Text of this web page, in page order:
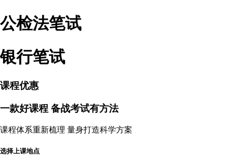
公检法笔试
银行笔试
课程优惠
一款好课程 备战考试有方法
课程体系重新梳理 量身打造科学方案
选择上课地点